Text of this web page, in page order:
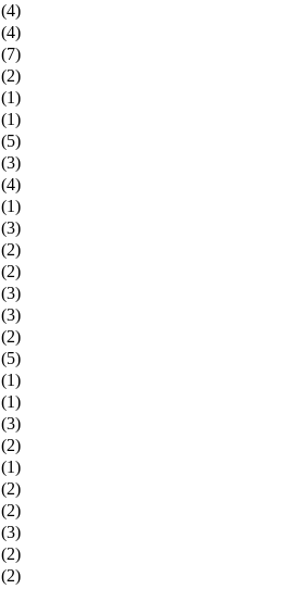
(4)
(4)
(7)
(2)
(1)
(1)
(5)
(3)
(4)
(1)
(3)
(2)
(2)
(3)
(3)
(2)
(5)
(1)
(1)
(3)
(2)
(1)
(2)
(2)
(3)
(2)
(2)